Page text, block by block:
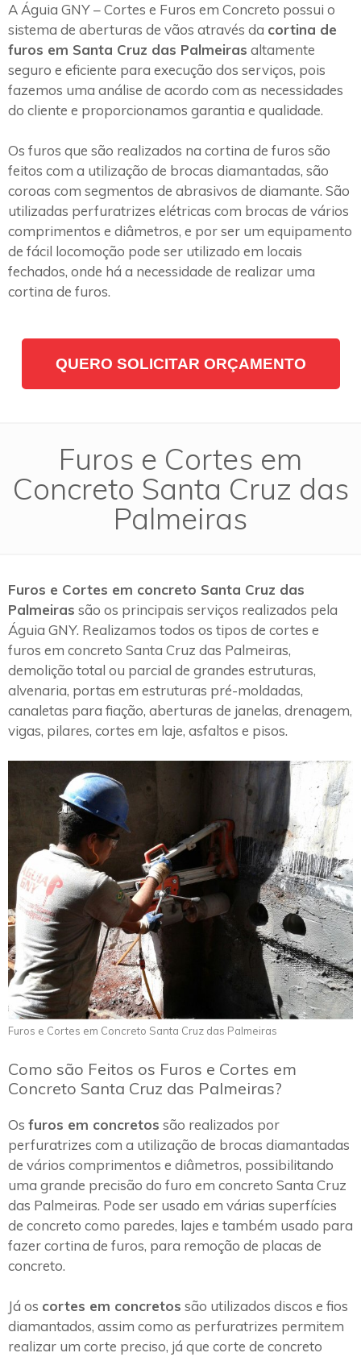
A Águia GNY – Cortes e Furos em Concreto possui o
sistema de aberturas de vãos através da cortina de
furos em Santa Cruz das Palmeiras altamente
seguro e eficiente para execução dos serviços, pois
fazemos uma análise de acordo com as necessidades
do cliente e proporcionamos garantia e qualidade.
Os furos que são realizados na cortina de furos são
feitos com a utilização de brocas diamantadas, são
coroas com segmentos de abrasivos de diamante. São
utilizadas perfuratrizes elétricas com brocas de vários
comprimentos e diâmetros, e por ser um equipamento
de fácil locomoção pode ser utilizado em locais
fechados, onde há a necessidade de realizar uma
cortina de furos.
QUERO SOLICITAR ORÇAMENTO
Furos e Cortes em
Concreto Santa Cruz das
Palmeiras
Furos e Cortes em concreto Santa Cruz das
Palmeiras são os principais serviços realizados pela
Águia GNY. Realizamos todos os tipos de cortes e
furos em concreto Santa Cruz das Palmeiras,
demolição total ou parcial de grandes estruturas,
alvenaria, portas em estruturas pré-moldadas,
canaletas para fiação, aberturas de janelas, drenagem,
vigas, pilares, cortes em laje, asfaltos e pisos.
Furos e Cortes em Concreto Santa Cruz das Palmeiras
Como são Feitos os Furos e Cortes em
Concreto Santa Cruz das Palmeiras?
Os furos em concretos são realizados por
perfuratrizes com a utilização de brocas diamantadas
de vários comprimentos e diâmetros, possibilitando
uma grande precisão do furo em concreto Santa Cruz
das Palmeiras. Pode ser usado em várias superfícies
de concreto como paredes, lajes e também usado para
fazer cortina de furos, para remoção de placas de
concreto.
Já os cortes em concretos são utilizados discos e fios
diamantados, assim como as perfuratrizes permitem
realizar um corte preciso, já que corte de concreto